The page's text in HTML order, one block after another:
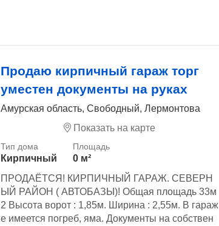
Продаю кирпичный гараж торг
уместен документы на руках
Амурская область, Свободный, Лермонтова
Показать на карте
Кирпичный
0 м²
ПРОДАЁТСЯ! КИРПИЧНЫЙ ГАРАЖ. СЕВЕРН
ЫЙ РАЙОН ( АВТОБАЗЫ)! Общая площадь 33м
2 Высота ворот : 1,85м. Ширина : 2,55м. В гараж
е имеется погреб, яма. Документы на собствен